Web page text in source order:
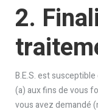
2.
B.E.S. est
(a) aux fins de vous
vous avez demandé